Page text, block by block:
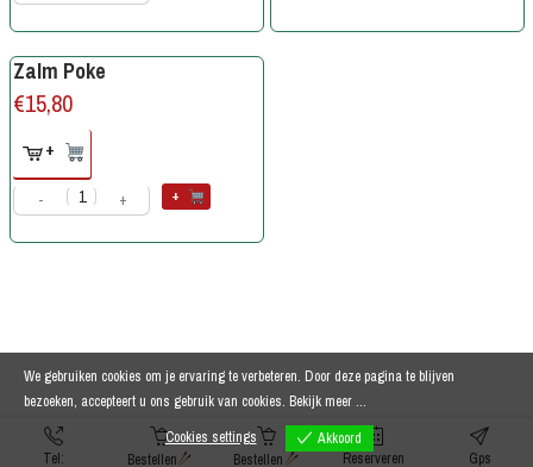
Zalm Poke
€15,80
+
- + +
Tel: Bestellen Bestellen Reserveren Gps
We gebruiken cookies om je ervaring te verbeteren. Door deze pagina te blijven
bezoeken, accepteert u ons gebruik van cookies. Bekijk meer ...
Cookies settings
Akkoord